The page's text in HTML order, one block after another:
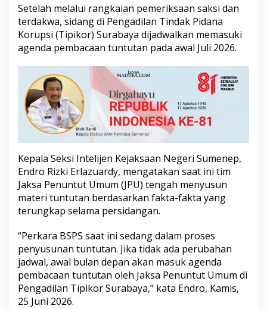
s
k
T
h
p
n
t
u
t
n
Setelah melalui rangkaian pemeriksaan saksi dan
terdakwa, sidang di Pengadilan Tindak Pidana
Korupsi (Tipikor) Surabaya dijadwalkan memasuki
agenda pembacaan tuntutan pada awal Juli 2026.
Kepala Seksi Intelijen Kejaksaan Negeri Sumenep,
Endro Rizki Erlazuardy, mengatakan saat ini tim
Jaksa Penuntut Umum (JPU) tengah menyusun
materi tuntutan berdasarkan fakta-fakta yang
terungkap selama persidangan.
“Perkara BSPS saat ini sedang dalam proses
penyusunan tuntutan. Jika tidak ada perubahan
jadwal, awal bulan depan akan masuk agenda
pembacaan tuntutan oleh Jaksa Penuntut Umum di
Pengadilan Tipikor Surabaya,” kata Endro, Kamis,
25 Juni 2026.